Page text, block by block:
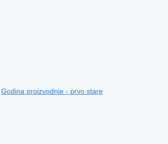
Godina proizvodnje - prvo stare